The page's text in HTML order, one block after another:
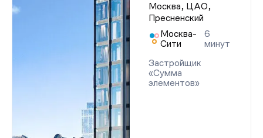
Москва, ЦАО,
Пресненский
Москва-
Сити
6
минут
Застройщик
«Сумма
элементов»